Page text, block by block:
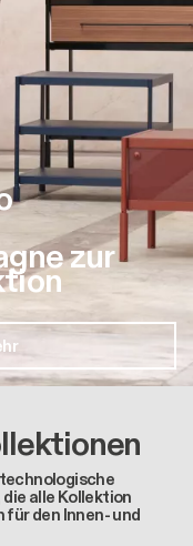
zur
alle Kollektion
für den Innen- und